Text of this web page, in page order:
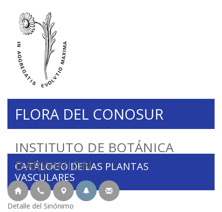
INSTITUTO DE BOTÁNICA
DARWINION
FLORA DEL CONOSUR
CATÁLOGO DE LAS PLANTAS
VASCULARES
Detalle del Sinónimo